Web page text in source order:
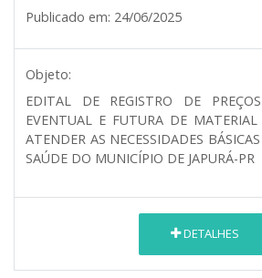
Publicado em: 24/06/2025
Objeto:
EDITAL DE REGISTRO DE
EVENTUAL E FUTURA DE
ATENDER AS NECESSIDADES
SAÚDE DO MUNICÍPIO DE JAPURÁ-PR
DETALHES